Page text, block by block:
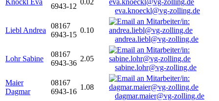
Knöckl Eva
6943-12
0.02
eva.knoeckl@vg-zolling.de
Liebl Andrea
08167
6943-15
0.10
andrea.liebl@vg-zolling.de
Lohr Sabine
08167
6943-36
2.05
sabine.lohr@vg-zolling.de
Maier
Dagmar
08167
6943-16
1.08
dagmar.maier@vg-zolling.de